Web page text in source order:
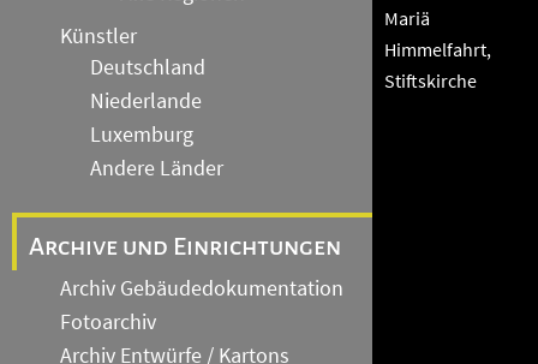
Künstler
Deutschland
Niederlande
Luxemburg
Andere Länder
Archive und Einrichtungen
Archiv Gebäudedokumentation
Fotoarchiv
Archiv Entwürfe / Kartons
Mariä
Himmelfahrt,
Stiftskirche